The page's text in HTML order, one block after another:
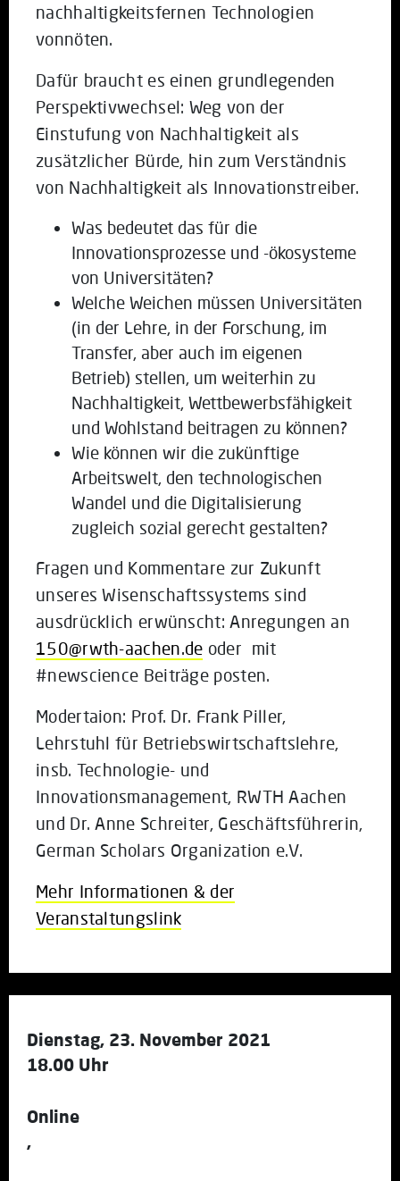
nachhaltigkeitsfernen Technologien
vonnöten.
Dafür braucht es einen grundlegenden
Perspektivwechsel: Weg von der
Einstufung von Nachhaltigkeit als
zusätzlicher Bürde, hin zum Verständnis
von Nachhaltigkeit als Innovationstreiber.
Was bedeutet das für die
Innovationsprozesse und -ökosysteme
von Universitäten?
Welche Weichen müssen Universitäten
(in der Lehre, in der Forschung, im
Transfer, aber auch im eigenen
Betrieb) stellen, um weiterhin zu
Nachhaltigkeit, Wettbewerbsfähigkeit
und Wohlstand beitragen zu können?
Wie können wir die zukünftige
Arbeitswelt, den technologischen
Wandel und die Digitalisierung
zugleich sozial gerecht gestalten?
Fragen und Kommentare zur Zukunft
unseres Wisenschaftssystems sind
ausdrücklich erwünscht: Anregungen an
150@rwth-aachen.de oder mit
#newscience Beiträge posten.
Modertaion: Prof. Dr. Frank Piller,
Lehrstuhl für Betriebswirtschaftslehre,
insb. Technologie- und
Innovationsmanagement, RWTH Aachen
und Dr. Anne Schreiter, Geschäftsführerin,
German Scholars Organization e.V.
Mehr Informationen & der
Veranstaltungslink
Dienstag, 23. November 2021
18.00 Uhr
Online
,